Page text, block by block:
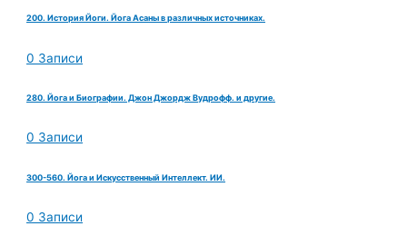
200. История Йоги. Йога Асаны в различных источниках.
0 Записи
280. Йога и Биографии. Джон Джордж Вудрофф. и другие.
0 Записи
300-560. Йога и Искусственный Интеллект. ИИ.
0 Записи